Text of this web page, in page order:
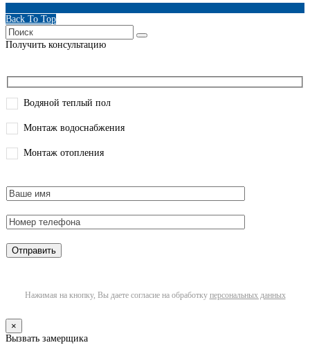
Back To Top
Получить консультацию
Водяной теплый пол
Монтаж водоснабжения
Монтаж отопления
Нажимая на кнопку, Вы даете согласие на обработку персональных данных
×
Вызвать замерщика